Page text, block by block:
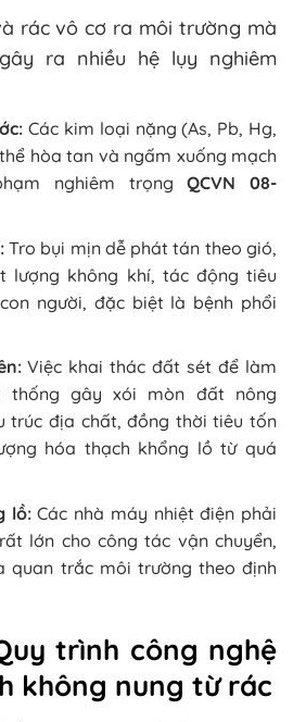
rác vô cơ ra môi trường mà
ra nhiều hệ lụy nghiêm
Các kim loại nặng (As, Pb, Hg,
hòa tan và ngấm xuống mạch
nghiêm trọngQCVN 08-
Tro bụi mịn dễ phát tán theo gió,
lượng không khí, tác động tiêu
người, đặc biệt là bệnh phổi
Việc khai thác đất sét để làm
thống gây xói mòn đất nông
trúc địa chất, đồng thời tiêu tốn
hóa thạch khổng lồ từ quá
lồ:Các nhà máy nhiệt điện phải
lớn cho công tác vận chuyển,
quan trắc môi trường theo định
trình công nghệ
không nung từ rác